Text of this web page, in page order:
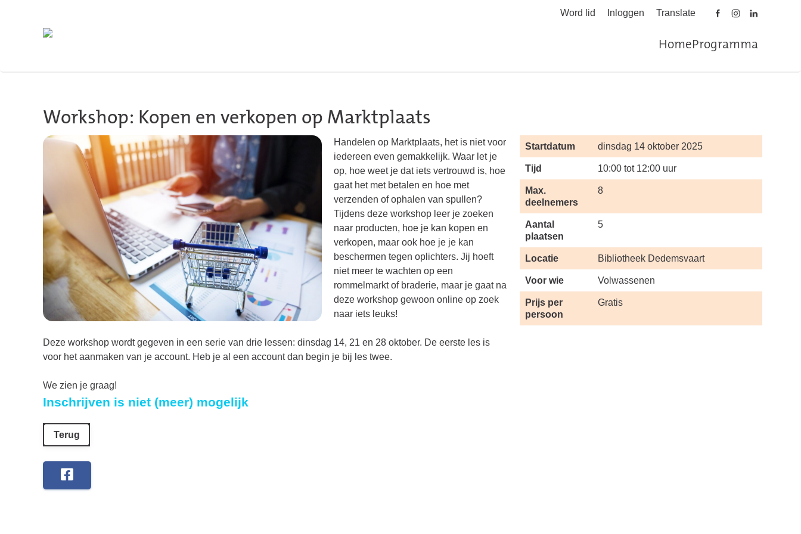
Skip to main content
Word lid Inloggen Translate
HomeProgramma
Workshop: Kopen en verkopen op Marktplaats
Handelen op Marktplaats, het is niet voor
iedereen even gemakkelijk. Waar let je
op, hoe weet je dat iets vertrouwd is, hoe
gaat het met betalen en hoe met
verzenden of ophalen van spullen?
Tijdens deze workshop leer je zoeken
naar producten, hoe je kan kopen en
verkopen, maar ook hoe je je kan
beschermen tegen oplichters. Jij hoeft
niet meer te wachten op een
rommelmarkt of braderie, maar je gaat na
deze workshop gewoon online op zoek
naar iets leuks!
Deze workshop wordt gegeven in een serie van drie lessen: dinsdag 14, 21 en 28 oktober. De eerste les is
voor het aanmaken van je account. Heb je al een account dan begin je bij les twee.
We zien je graag!
Startdatum dinsdag 14 oktober 2025
Tijd 10:00 tot 12:00 uur
Max.
deelnemers
8
Aantal
plaatsen
5
Locatie Bibliotheek Dedemsvaart
Voor wie Volwassenen
Prijs per
persoon
Gratis
Inschrijven is niet (meer) mogelijk
Terug